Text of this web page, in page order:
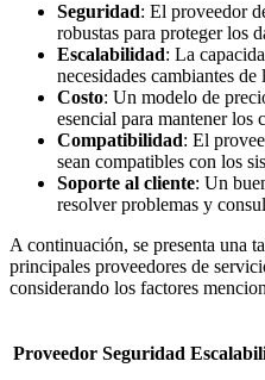
Seguridad: El proveedor
robustas para proteger los
Escalabilidad: La
necesidades cambiantes de
Costo: Un modelo de
esencial para mantener los
Compatibilidad: El
sean compatibles con los
Soporte al cliente: Un
resolver problemas y
A continuación, se presenta una
principales proveedores de
considerando los factores
Proveedor Seguridad